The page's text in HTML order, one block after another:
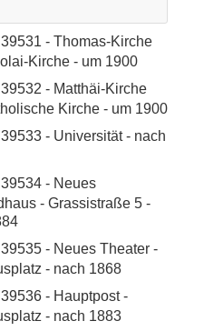
39531 - Thomas-Kirche
Kirche - um 1900
39532 - Matthäi-Kirche
Kirche - um 1900
39533 - Universität - nach
39534 - Neues
- Grassistraße 5 -
39535 - Neues Theater -
- nach 1868
39536 - Hauptpost -
- nach 1883